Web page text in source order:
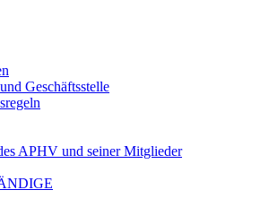
Geschäftsstelle
APHV und seiner Mitglieder